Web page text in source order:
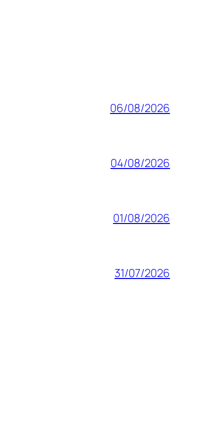
06/08/2026
04/08/2026
01/08/2026
31/07/2026